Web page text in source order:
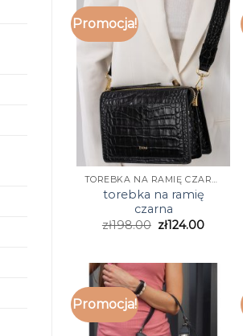
Promocja!
TOREBKA NA RAMIĘ CZARNA
torebka na ramię
czarna
zł198.00 zł124.00
Promocja!